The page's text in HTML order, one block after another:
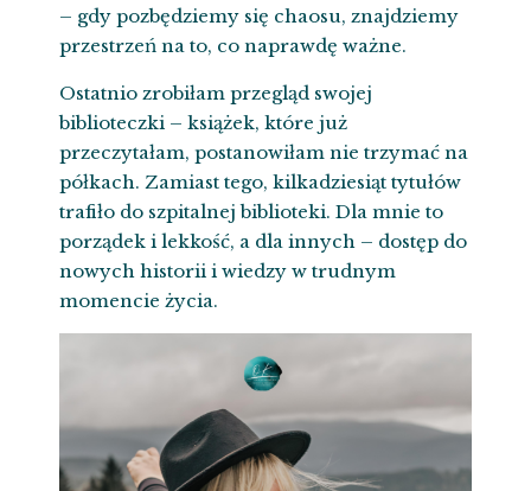
– gdy pozbędziemy się chaosu, znajdziemy
przestrzeń na to, co naprawdę ważne.
Ostatnio zrobiłam przegląd swojej
biblioteczki – książek, które już
przeczytałam, postanowiłam nie trzymać na
półkach. Zamiast tego, kilkadziesiąt tytułów
trafiło do szpitalnej biblioteki. Dla mnie to
porządek i lekkość, a dla innych – dostęp do
nowych historii i wiedzy w trudnym
momencie życia.